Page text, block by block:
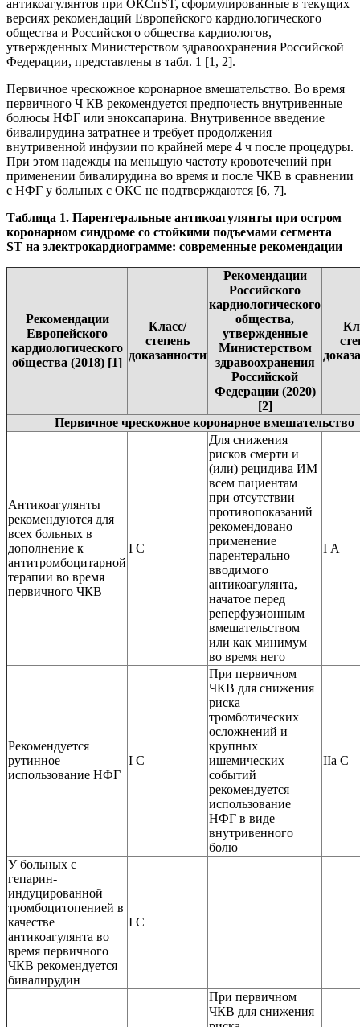
антикоагулянтов при ОКСпST, сформулированные в текущих
версиях рекомендаций Европейского кардиологического
общества и Российского общества кардиологов,
утвержденных Министерством здравоохранения Российской
Федерации, представлены в табл. 1 [1, 2].
Первичное чрескожное коронарное вмешательство. Во время
первичного Ч КВ рекомендуется предпочесть внутривенные
болюсы НФГ или эноксапарина. Внутривенное введение
бивалирудина затратнее и требует продолжения
внутривенной инфузии по крайней мере 4 ч после процедуры.
При этом надежды на меньшую частоту кровотечений при
применении бивалирудина во время и после ЧКВ в сравнении
c НФГ у больных c ОКС не подтверждаются [6, 7].
Таблица 1. Парентеральные антикоагулянты при остром
коронарном синдроме со стойкими подъемами сегмента
ST на электрокардиограмме: современные рекомендации
Рекомендации
Европейского
кардиологического
общества (2018) [1]
Класс/
степень
доказанности
Рекомендации
Российского
кардиологического
общества,
утвержденные
Министерством
здравоохранения
Российской
Федерации (2020)
[2]
Первичное чрескожное коронарное вмешательство
Антикоагулянты
рекомендуются для
всех больных в
дополнение к
антитромбоцитарной
терапии во время
первичного ЧКВ
I C
Для снижения
рисков смерти и
(или) рецидива ИМ
всем пациентам
при отсутствии
противопоказаний
рекомендовано
применение
парентерально
вводимого
антикоагулянта,
начатое перед
реперфузионным
вмешательством
или как минимум
во время него
I А
Рекомендуется
рутинное
использование НФГ
I C
При первичном
ЧКВ для снижения
риска
тромботических
осложнений и
крупных
ишемических
событий
рекомендуется
использование
НФГ в виде
внутривенного
болю
IIa C
У больных c
гепарин-
индуцированной
тромбоцитопенией в
качестве
антикоагулянта во
время первичного
ЧКВ рекомендуется
бивалирудин
I C
При первичном
ЧКВ для снижения